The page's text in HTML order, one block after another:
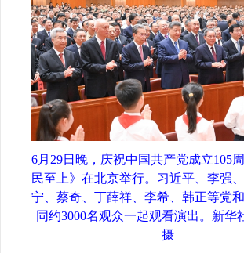
6月29日晚，庆祝中国共产党成立105
民至上》在北京举行。习近平、李强
宁、蔡奇、丁薛祥、李希、韩正等党
同约3000名观众一起观看演出。 新华
摄